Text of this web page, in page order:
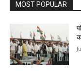
MOST POPULAR